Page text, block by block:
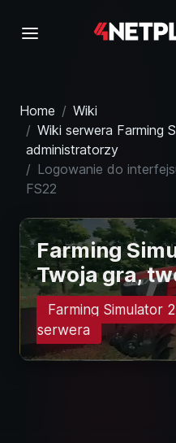
Home
Wiki
Wiki serwera Farming
administratorzy
Logowanie do
FS22
Farming
Twoja gra,
Farming Simulator
serwera